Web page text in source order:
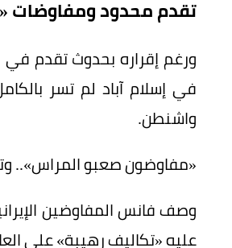
تقدم محدود ومفاوضات
ورغم إقراره بحدوث تقدم في
في إسلام آباد لم تسر
واشنطن.
«مفاوضون صعبو المراس»..
وصف فانس المفاوضين
عليه «تكاليف رهيبة» على